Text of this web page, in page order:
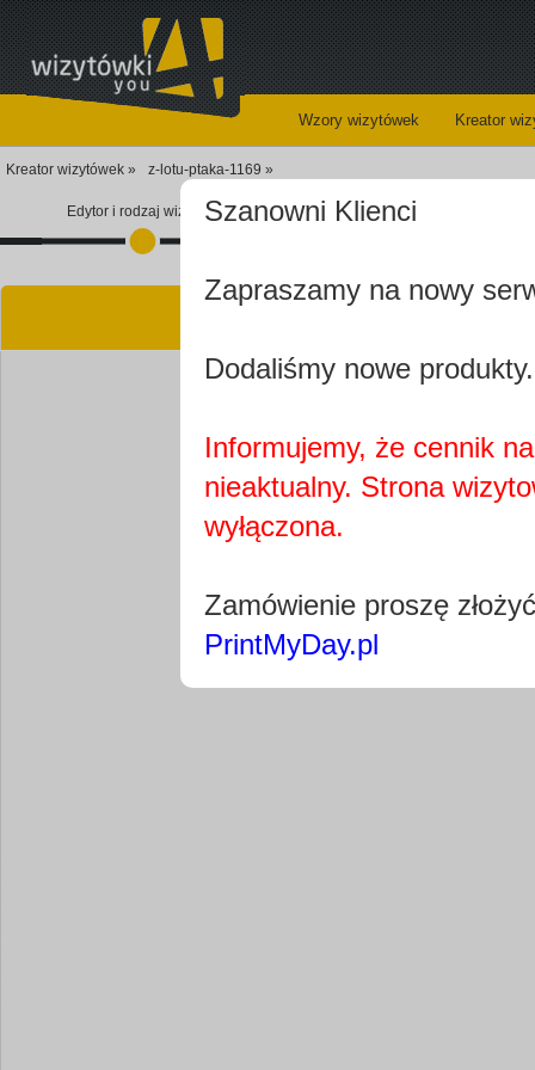
Wzory wizytówek Kreator
Kreator wizytówek » z-lotu-ptaka-1169 »
Edytor i rodzaj wizytówkiSzanowni Klienci
Zapraszamy na nowy
Dodaliśmy nowe
Informujemy, że cennik
nieaktualny. Strona
wyłączona.
Zamówienie proszę
PrintMyDay.pl